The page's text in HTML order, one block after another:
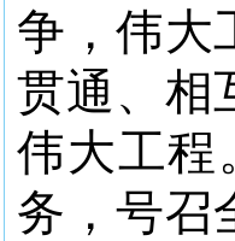
争，伟大
贯通、相
伟大工程
务，号召